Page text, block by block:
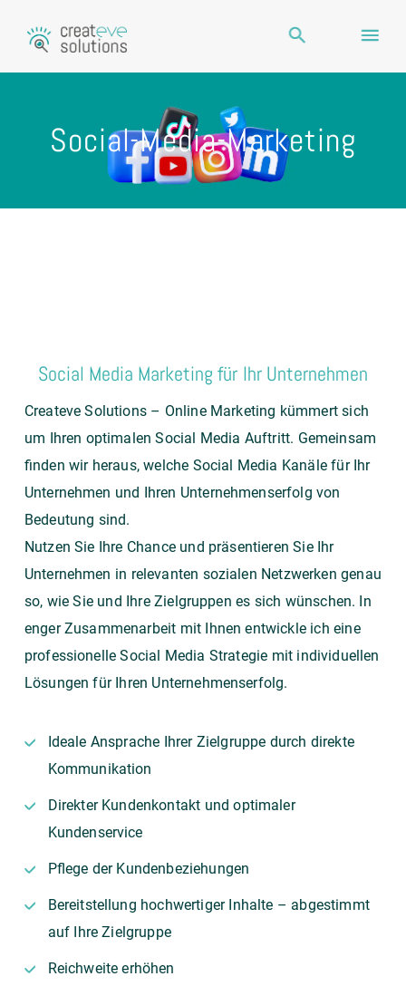
Social-Media-Marketing
Social Media Marketing für Ihr Unternehmen
Createve Solutions – Online Marketing kümmert sich
um Ihren optimalen Social Media Auftritt. Gemeinsam
finden wir heraus, welche Social Media Kanäle für Ihr
Unternehmen und Ihren Unternehmenserfolg von
Bedeutung sind.
Nutzen Sie Ihre Chance und präsentieren Sie Ihr
Unternehmen in relevanten sozialen Netzwerken genau
so, wie Sie und Ihre Zielgruppen es sich wünschen. In
enger Zusammenarbeit mit Ihnen entwickle ich eine
professionelle Social Media Strategie mit individuellen
Lösungen für Ihren Unternehmenserfolg.
Ideale Ansprache Ihrer Zielgruppe durch direkte
Kommunikation
Direkter Kundenkontakt und optimaler
Kundenservice
Pflege der Kundenbeziehungen
Bereitstellung hochwertiger Inhalte – abgestimmt
auf Ihre Zielgruppe
Reichweite erhöhen